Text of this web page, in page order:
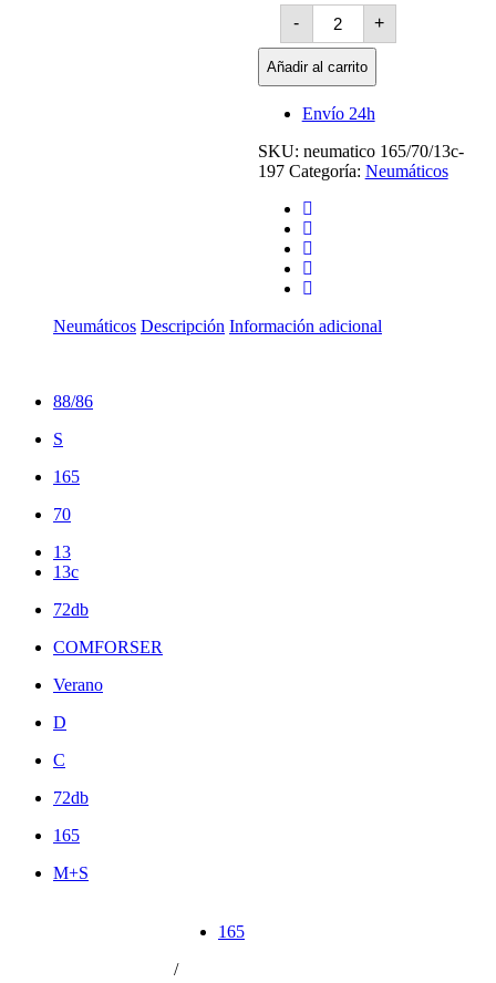
-
COMFORSER
CF350
Mini
Van
-88/86S
+
Añadir al carrito
Envío 24h
SKU: neumatico 165/70/13c-
197 Categoría: Neumáticos
Neumáticos Descripción Información adicional
88/86
S
165
70
13
13c
72db
COMFORSER
Verano
D
C
72db
165
M+S
165
/